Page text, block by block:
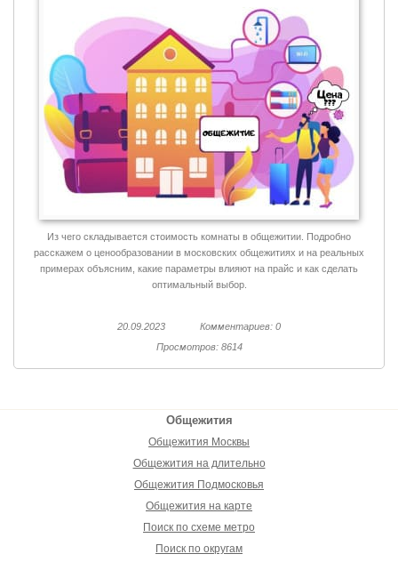
Из чего складывается стоимость комнаты в общежитии. Подробно
расскажем о ценообразовании в московских общежитиях и на реальных
примерах объясним, какие параметры влияют на прайс и как сделать
оптимальный выбор.
20.09.2023
Комментариев: 0
Просмотров: 8614
Общежития
Общежития Москвы
Общежития на длительно
Общежития Подмосковья
Общежития на карте
Поиск по схеме метро
Поиск по округам